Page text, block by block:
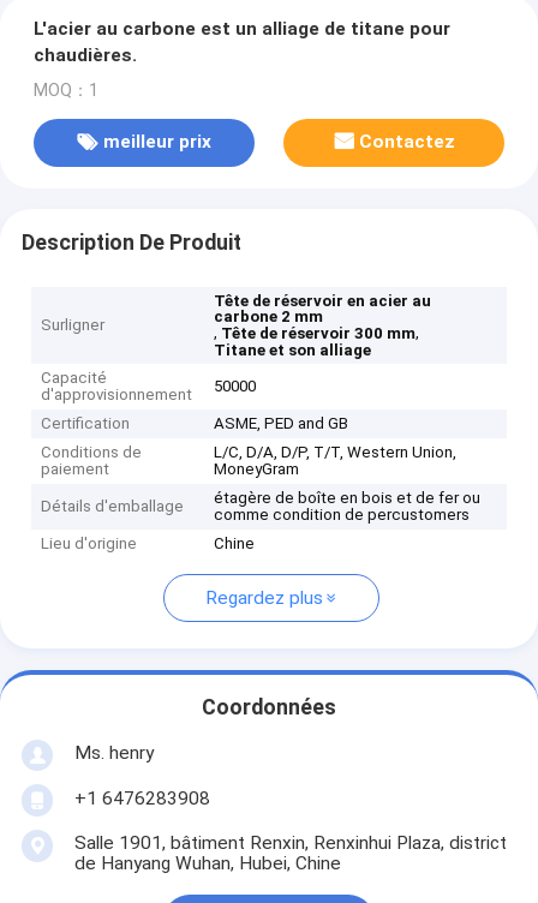
L'acier au carbone est un alliage de titane pour
chaudières.
MOQ：1
meilleur prix Contactez
Description De Produit
Surligner
Tête de réservoir en acier au
carbone 2 mm
, Tête de réservoir 300 mm,
Titane et son alliage
Capacité
d'approvisionnement
50000
Certification
ASME, PED and GB
Conditions de
paiement
L/C, D/A, D/P, T/T, Western Union,
MoneyGram
Détails d'emballage
étagère de boîte en bois et de fer ou
comme condition de percustomers
Lieu d'origine
Chine
Regardez plus
Coordonnées
Ms. henry
+1 6476283908
Salle 1901, bâtiment Renxin, Renxinhui Plaza, district
de Hanyang Wuhan, Hubei, Chine